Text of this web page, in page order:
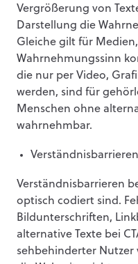
Vergrößerung von
Darstellung die
Gleiche gilt für
Wahrnehmungssinn
die nur per Video,
werden, sind für
Menschen ohne
wahrnehmbar.
Verständnisbarrieren
Verständnisbarrieren
optisch codiert sind.
Bildunterschriften,
alternative Texte bei
sehbehinderter Nutzer